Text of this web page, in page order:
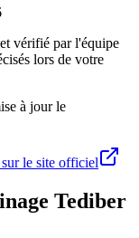
vérifié par l'équipe
lors de votre
à jour le
le site officiel
Tediber